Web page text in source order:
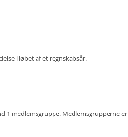
i løbet af et regnskabsår.
medlemsgruppe. Medlemsgrupperne